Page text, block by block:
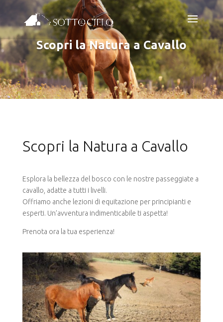
Scopri la Natura a Cavallo
Scopri la Natura a Cavallo
Esplora la bellezza del bosco con le nostre passeggiate a
cavallo, adatte a tutti i livelli.
Offriamo anche lezioni di equitazione per principianti e
esperti. Un’avventura indimenticabile ti aspetta!
Prenota ora la tua esperienza!